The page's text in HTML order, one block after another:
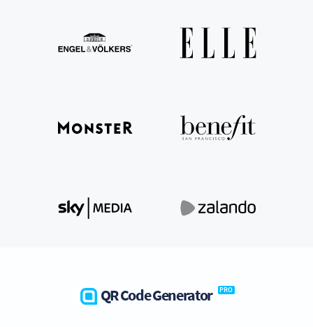
QR Code Generator PRO